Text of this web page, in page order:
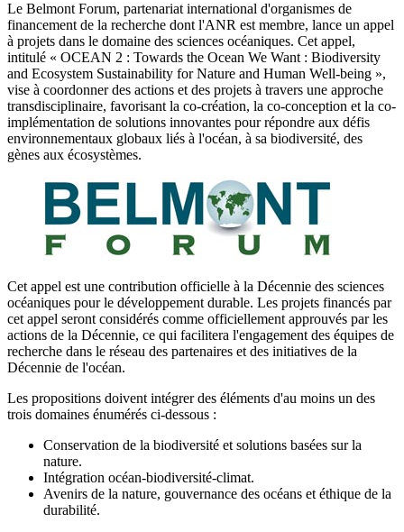
Le Belmont Forum, partenariat international d'organismes de
financement de la recherche dont l'ANR est membre, lance un appel
à projets dans le domaine des sciences océaniques. Cet appel,
intitulé « OCEAN 2 : Towards the Ocean We Want : Biodiversity
and Ecosystem Sustainability for Nature and Human Well-being »,
vise à coordonner des actions et des projets à travers une approche
transdisciplinaire, favorisant la co-création, la co-conception et la co-
implémentation de solutions innovantes pour répondre aux défis
environnementaux globaux liés à l'océan, à sa biodiversité, des
gènes aux écosystèmes.
Cet appel est une contribution officielle à la Décennie des sciences
océaniques pour le développement durable. Les projets financés par
cet appel seront considérés comme officiellement approuvés par les
actions de la Décennie, ce qui facilitera l'engagement des équipes de
recherche dans le réseau des partenaires et des initiatives de la
Décennie de l'océan.
Les propositions doivent intégrer des éléments d'au moins un des
trois domaines énumérés ci-dessous :
Conservation de la biodiversité et solutions basées sur la
nature.
Intégration océan-biodiversité-climat.
Avenirs de la nature, gouvernance des océans et éthique de la
durabilité.